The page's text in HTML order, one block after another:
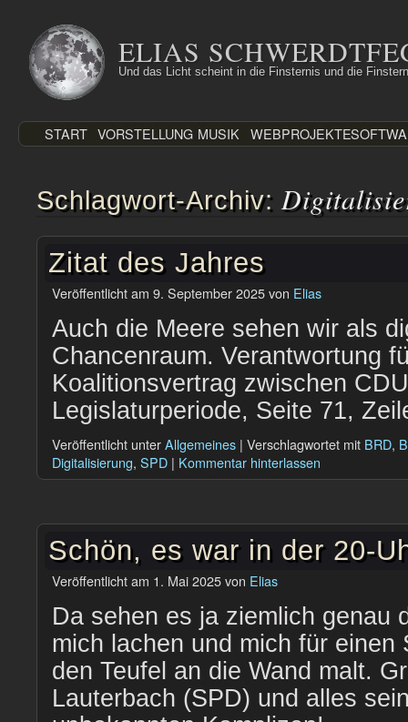
Inhalt
springen
ELIAS
Und das Licht scheint in die Finsternis und die
START VORSTELLUNG MUSIK WEBPROJEKTE
Schlagwort-Archiv:
Zitat des Jahres
Veröffentlicht am 9. September 2025von Elias
Auch die Meere sehen wir als
Chancenraum. Verantwortung
Koalitionsvertrag zwischen
Legislaturperiode, Seite 71,
Veröffentlicht unterAllgemeines | Verschlagwortet mit BRD,
Digitalisierung, SPD | Kommentar hinterlassen
Schön, es war in der 20-
Veröffentlicht am 1. Mai 2025von Elias
Da sehen es ja ziemlich genau
mich lachen und mich für einen
den Teufel an die Wand malt.
Lauterbach (SPD) und alles